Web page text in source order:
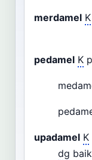
merdamel K
pedamel K
upadamel K
dg